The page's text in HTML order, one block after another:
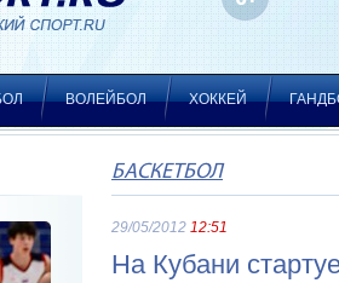
ВОЛЕЙБОЛ ХОККЕЙ
БАСКЕТБОЛ
29/05/2012 12:51
На Кубани